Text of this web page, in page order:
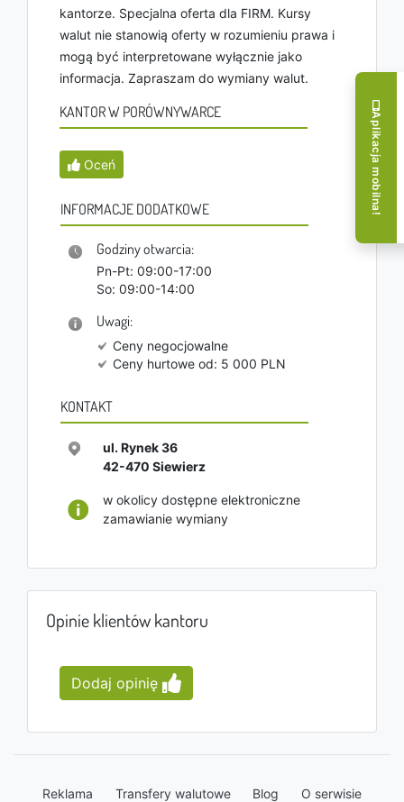
kantorze. Specjalna oferta dla FIRM. Kursy
walut nie stanowią oferty w rozumieniu prawa i
mogą być interpretowane wyłącznie jako
informacja. Zapraszam do wymiany walut.
KANTOR W PORÓWNYWARCE
Oceń
INFORMACJE DODATKOWE
Godziny otwarcia:
Pn-Pt: 09:00-17:00
So: 09:00-14:00
Uwagi:
Ceny negocjowalne
Ceny hurtowe od: 5 000 PLN
KONTAKT
ul. Rynek 36
42-470 Siewierz
w okolicy dostępne elektroniczne
zamawianie wymiany
Opinie klientów kantoru
Dodaj opinię
Reklama Transfery walutowe Blog O serwisie
Aplikacja mobilna!